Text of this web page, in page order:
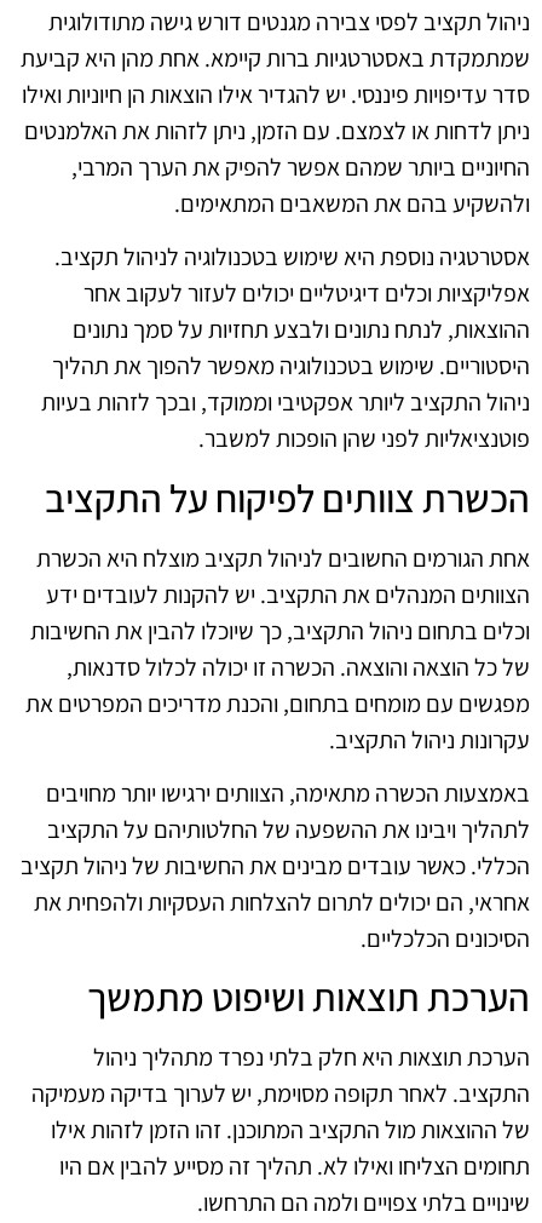
ניהול תקציב לפסי צבירה מגנטים דורש גישה מתודולוגית
שמתמקדת באסטרטגיות ברות קיימא. אחת מהן היא קביעת
סדר עדיפויות פיננסי. יש להגדיר אילו הוצאות הן חיוניות ואילו
ניתן לדחות או לצמצם. עם הזמן, ניתן לזהות את האלמנטים
החיוניים ביותר שמהם אפשר להפיק את הערך המרבי,
ולהשקיע בהם את המשאבים המתאימים.
אסטרטגיה נוספת היא שימוש בטכנולוגיה לניהול תקציב.
אפליקציות וכלים דיגיטליים יכולים לעזור לעקוב אחר
ההוצאות, לנתח נתונים ולבצע תחזיות על סמך נתונים
היסטוריים. שימוש בטכנולוגיה מאפשר להפוך את תהליך
ניהול התקציב ליותר אפקטיבי וממוקד, ובכך לזהות בעיות
פוטנציאליות לפני שהן הופכות למשבר.
הכשרת צוותים לפיקוח על התקציב
אחת הגורמים החשובים לניהול תקציב מוצלח היא הכשרת
הצוותים המנהלים את התקציב. יש להקנות לעובדים ידע
וכלים בתחום ניהול התקציב, כך שיוכלו להבין את החשיבות
של כל הוצאה והוצאה. הכשרה זו יכולה לכלול סדנאות,
מפגשים עם מומחים בתחום, והכנת מדריכים המפרטים את
עקרונות ניהול התקציב.
באמצעות הכשרה מתאימה, הצוותים ירגישו יותר מחויבים
לתהליך ויבינו את ההשפעה של החלטותיהם על התקציב
הכללי. כאשר עובדים מבינים את החשיבות של ניהול תקציב
אחראי, הם יכולים לתרום להצלחות העסקיות ולהפחית את
הסיכונים הכלכליים.
הערכת תוצאות ושיפוט מתמשך
הערכת תוצאות היא חלק בלתי נפרד מתהליך ניהול
התקציב. לאחר תקופה מסוימת, יש לערוך בדיקה מעמיקה
של ההוצאות מול התקציב המתוכנן. זהו הזמן לזהות אילו
תחומים הצליחו ואילו לא. תהליך זה מסייע להבין אם היו
שינויים בלתי צפויים ולמה הם התרחשו.